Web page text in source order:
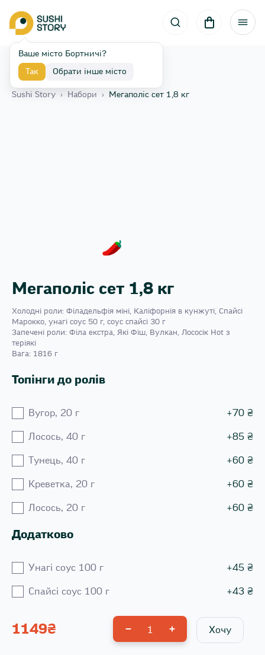
Ваше місто Бортничі?
Так Обрати інше місто
Назад
Sushi Story › Набори › Мегаполіс сет 1,8 кг
Мегаполіс сет 1,8 кг
Холодні роли: Філадельфія міні, Каліфорнія в кунжуті, Спайсі
Марокко, унагі соус 50 г, соус спайсі 30 г
Запечені роли: Філа екстра, Які Фіш, Вулкан, Лососік Hot з
теріякі
Вага: 1816 г
Топінги до ролів
Вугор, 20 г +70 ₴
Лосось, 40 г +85 ₴
Тунець, 40 г +60 ₴
Креветка, 20 г +60 ₴
Лосось, 20 г +60 ₴
Додатково
Унагі соус 100 г +45 ₴
Спайсі соус 100 г +43 ₴
1149₴ 1 Хочу